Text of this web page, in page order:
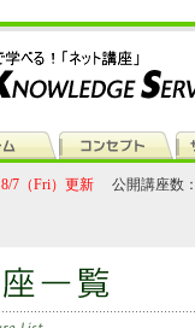
8/7（Fri）更新 公開講座数：